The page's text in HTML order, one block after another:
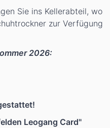
Sie ins Kellerabteil, wo
zur Verfügung
2026:
Leogang Card"